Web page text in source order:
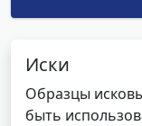
Иски
Образцы
быть